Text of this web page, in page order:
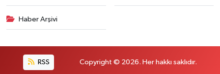
Haber Arşivi
RSS Copyright © 2026. Her hakkı saklıdır.